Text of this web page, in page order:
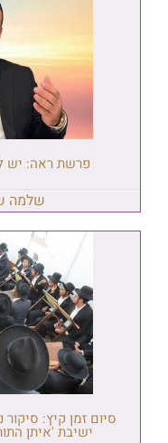
פרשת ראה: יש
שלמה
סיום זמן קיץ:
ישיבת 'איתן